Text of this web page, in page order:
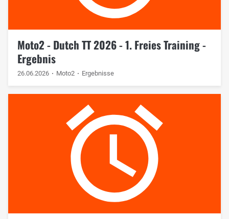
Moto2 - Dutch TT 2026 - 1. Freies Training -
Ergebnis
26.06.2026 Moto2 Ergebnisse